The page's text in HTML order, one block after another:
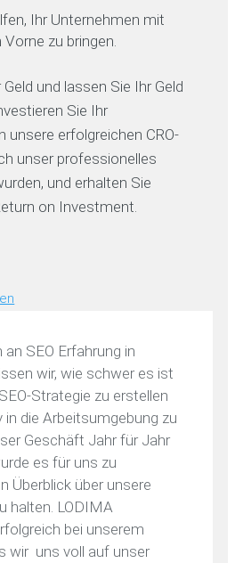
Ihr Unternehmen mit
zu bringen.
und lassen Sie Ihr Geld
Sie Ihr
unsere erfolgreichen CRO-
unser professionelles
und erhalten Sie
on Investment.
SEO Erfahrung in
wir, wie schwer es ist
Strategie zu erstellen
die Arbeitsumgebung zu
Geschäft Jahr für Jahr
es für uns zu
Überblick über unsere
halten. LODIMA
bei unserem
wir uns voll auf unser